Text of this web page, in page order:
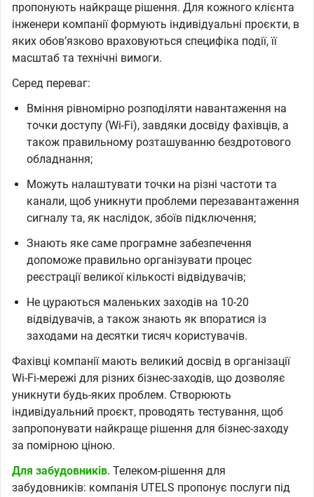
пропонують найкраще рішення. Для кожного клієнта
інженери компанії формують індивідуальні проєкти, в
яких обовʼязково враховуються специфіка події, її
масштаб та технічні вимоги.
Серед переваг:
Вміння рівномірно розподіляти навантаження на
точки доступу (Wi-Fi), завдяки досвіду фахівців, а
також правильному розташуванню бездротового
обладнання;
Можуть налаштувати точки на різні частоти та
канали, щоб уникнути проблеми перезавантаження
сигналу та, як наслідок, збоїв підключення;
Знають яке саме програмне забезпечення
допоможе правильно організувати процес
реєстрації великої кількості відвідувачів;
Не цураються маленьких заходів на 10-20
відвідувачів, а також знають як впоратися із
заходами на десятки тисяч користувачів.
Фахівці компанії мають великий досвід в організації
Wi-Fi-мережі для різних бізнес-заходів, що дозволяє
уникнути будь-яких проблем. Створюють
індивідуальний проєкт, проводять тестування, щоб
запропонувати найкраще рішення для бізнес-заходу
за помірною ціною.
Для забудовників. Телеком-рішення для
забудовників: компанія UTELS пропонує послуги під